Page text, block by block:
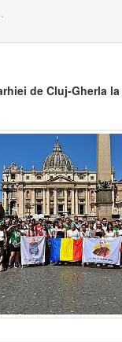
de Cluj-Gherla